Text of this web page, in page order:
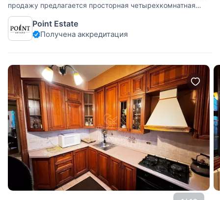
продажу предлагается просторная четырехкомнатная
квартира площадью 186 кв.м. в клубном доме.
Планировка: кухня-гостиная с действующим камином, две
спальни, одна из которых со своим санузлом, кабинет,
Point Estate
Получена аккредитация